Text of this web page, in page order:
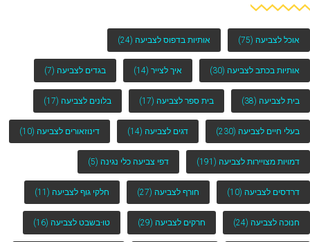
אוכל לצביעה (75) אותיות בדפוס לצביעה (24)
אותיות בכתב לצביעה (30) איך לצייר (14) בגדים לצביעה (7)
בית לצביעה (38) בית ספר לצביעה (17) בלונים לצביעה (17)
בעלי חיים לצביעה (230) דגים לצביעה (14) דינוזאורים לצביעה (10)
דמויות מצויירות לצביעה (191) דפי צביעה כלי נגינה (5)
דרדסים לצביעה (10) חורף לצביעה (27) חלקי גוף לצביעה (11)
חנוכה לצביעה (24) חרקים לצביעה (29) טו-בשבט לצביעה (16)